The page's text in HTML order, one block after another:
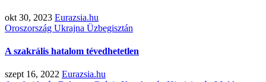
okt 30, 2023 Eurazsia.hu
Oroszország Ukrajna Üzbegisztán
A szakrális hatalom tévedhetetlen
szept 16, 2022 Eurazsia.hu